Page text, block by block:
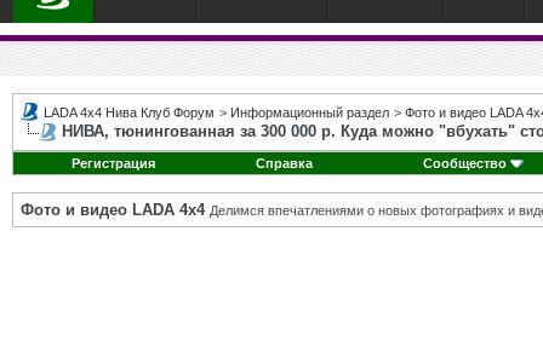
LADA 4x4 Нива Клуб Форум > Информационный раздел > Фото и видео LADA
НИВА, тюнингованная за 300 000 р. Куда можно "вбухать"
Регистрация Справка Сообщество
Фото и видео LADA 4x4 Делимся впечатлениями о новых фотографиях и